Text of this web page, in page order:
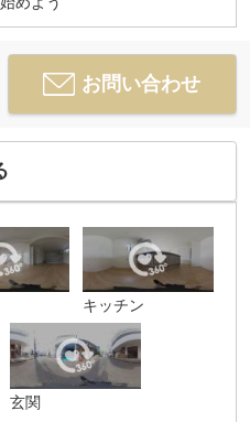
お問い合わせ
キッチン
玄関